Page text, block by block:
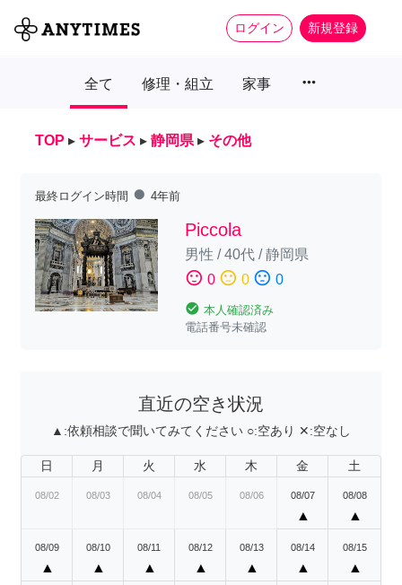
ログイン 新規登録
全て 修理・組立 家事 more_horiz
TOP ▸ サービス ▸ 静岡県 ▸ その他
最終ログイン時間 fiber_manual_record 4年前
Piccola
男性 /40代/静岡県
sentiment_satisfied 0 sentiment_neutral 0 sentiment_dissatisfied 0
check_circle 本人確認済み
電話番号未確認
直近の空き状況
▲:依頼相談で聞いてみてください ○:空あり ✕:空なし
日 月 火 水 木 金 土
08/02 08/03 08/04 08/05 08/06 08/07
▲
08/08
▲
08/09
▲
08/10
▲
08/11
▲
08/12
▲
08/13
▲
08/14
▲
08/15
▲